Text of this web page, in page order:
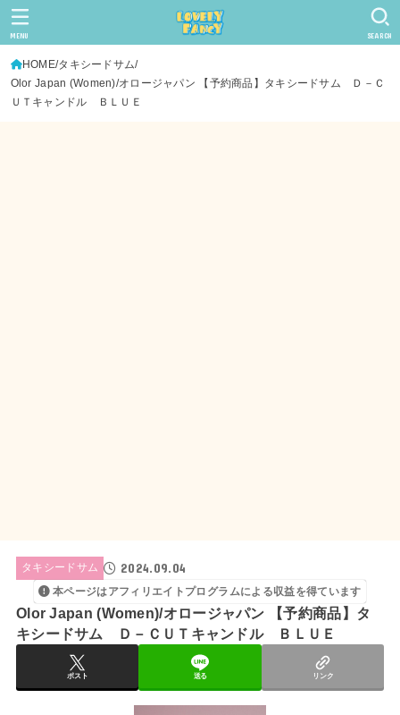
SEARCH
MENU
HOME タキシードサム
Olor Japan (Women)/オロージャパン 【予約商品】タキシードサム Ｄ－Ｃ
ＵＴキャンドル ＢＬＵＥ
タキシードサム 2024.09.04
本ページはアフィリエイトプログラムによる収益を得ています
Olor Japan (Women)/オロージャパン 【予約商品】タ
キシードサム Ｄ－ＣＵＴキャンドル ＢＬＵＥ
ポスト 送る リンク